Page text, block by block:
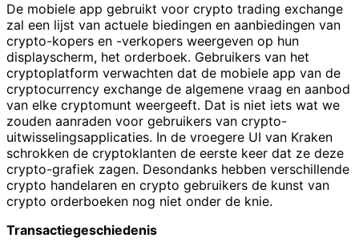
De mobiele app gebruikt voor crypto trading exchange
zal een lijst van actuele biedingen en aanbiedingen van
crypto-kopers en -verkopers weergeven op hun
displayscherm, het orderboek. Gebruikers van het
cryptoplatform verwachten dat de mobiele app van de
cryptocurrency exchange de algemene vraag en aanbod
van elke cryptomunt weergeeft. Dat is niet iets wat we
zouden aanraden voor gebruikers van crypto-
uitwisselingsapplicaties. In de vroegere UI van Kraken
schrokken de cryptoklanten de eerste keer dat ze deze
crypto-grafiek zagen. Desondanks hebben verschillende
crypto handelaren en crypto gebruikers de kunst van
crypto orderboeken nog niet onder de knie.
Transactiegeschiedenis